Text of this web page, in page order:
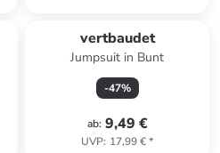
vertbaudet
Jumpsuit in Bunt
-47%
ab: 9,49 €
UVP: 17,99 €*